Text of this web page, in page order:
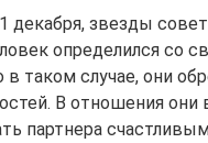
декабря, звезды
определился со
в таком случае, они
В отношения
партнера